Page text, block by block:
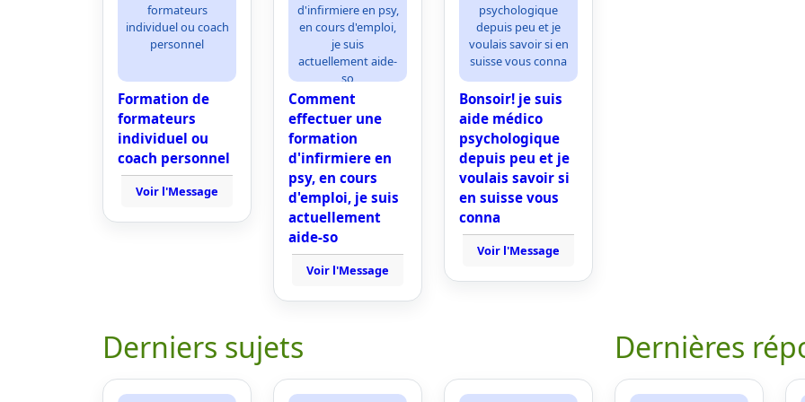
formateurs
individuel ou coach
personnel
Formation de
formateurs
individuel ou
coach personnel
Voir l'Message
d'infirmiere en psy,
en cours d'emploi,
je suis
actuellement aide-
so
Comment
effectuer une
formation
d'infirmiere en
psy, en cours
d'emploi, je suis
actuellement
aide-so
Voir l'Message
psychologique
depuis peu et je
voulais savoir si en
suisse vous conna
Bonsoir! je suis
aide médico
psychologique
depuis peu et je
voulais savoir si
en suisse vous
conna
Voir l'Message
Derniers sujets Dernières